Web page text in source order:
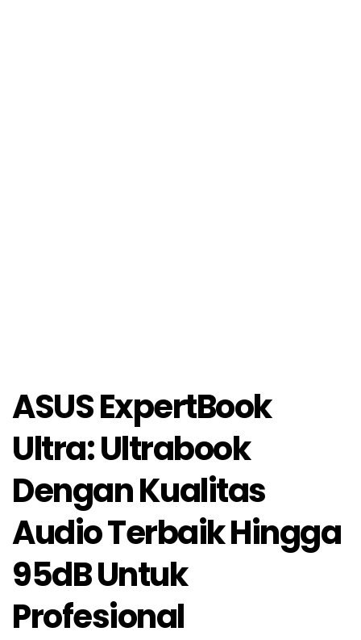
ASUS ExpertBook
Ultra: Ultrabook
Dengan Kualitas
Audio Terbaik Hingga
95dB Untuk
Profesional